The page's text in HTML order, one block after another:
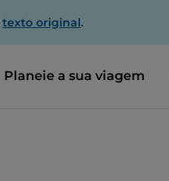
texto original.
Planeie a sua viagem